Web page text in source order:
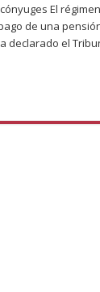
El
de una
declarado el